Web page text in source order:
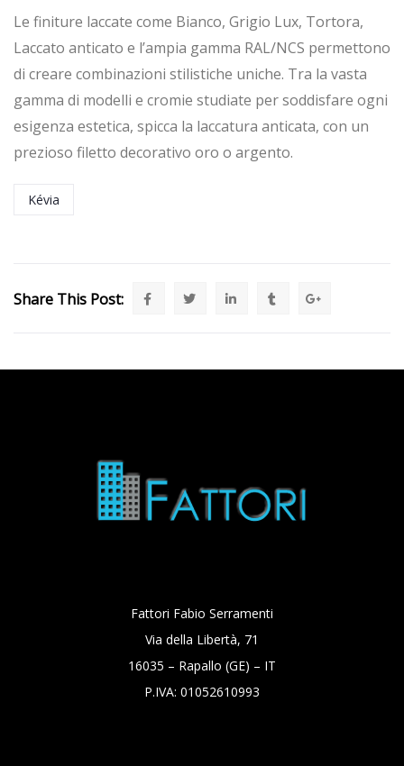
Le finiture laccate come Bianco, Grigio Lux, Tortora,
Laccato anticato e l’ampia gamma RAL/NCS permettono
di creare combinazioni stilistiche uniche. Tra la vasta
gamma di modelli e cromie studiate per soddisfare ogni
esigenza estetica, spicca la laccatura anticata, con un
prezioso filetto decorativo oro o argento.
Kévia
Share This Post:
Fattori Fabio Serramenti
Via della Libertà, 71
16035 – Rapallo (GE) – IT
P.IVA: 01052610993